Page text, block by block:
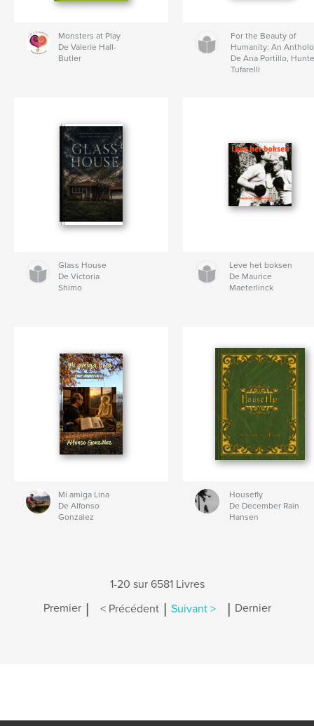
Monsters at Play
De Valerie Hall-
Butler
For the Beauty of
Humanity: An
De Ana Portillo,
Tufarelli
Glass House
De Victoria
Shimo
Leve het boksen
De Maurice
Maeterlinck
Mi amiga Lina
De Alfonso
Gonzalez
Housefly
De December Rain
Hansen
1-20 sur 6581 Livres
Premier | < Précédent | Suivant > | Dernier